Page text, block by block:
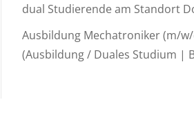
dual Studierende am Standort
Ausbildung Mechatroniker (m/
(Ausbildung / Duales Studium |